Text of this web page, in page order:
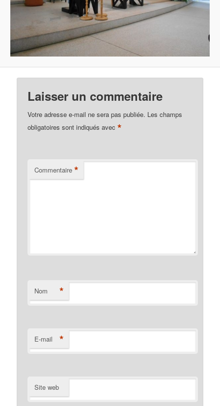
Laisser un commentaire
Votre adresse e-mail ne sera pas publiée. Les champs
obligatoires sont indiqués avec*
Commentaire *
Nom *
E-mail *
Site web